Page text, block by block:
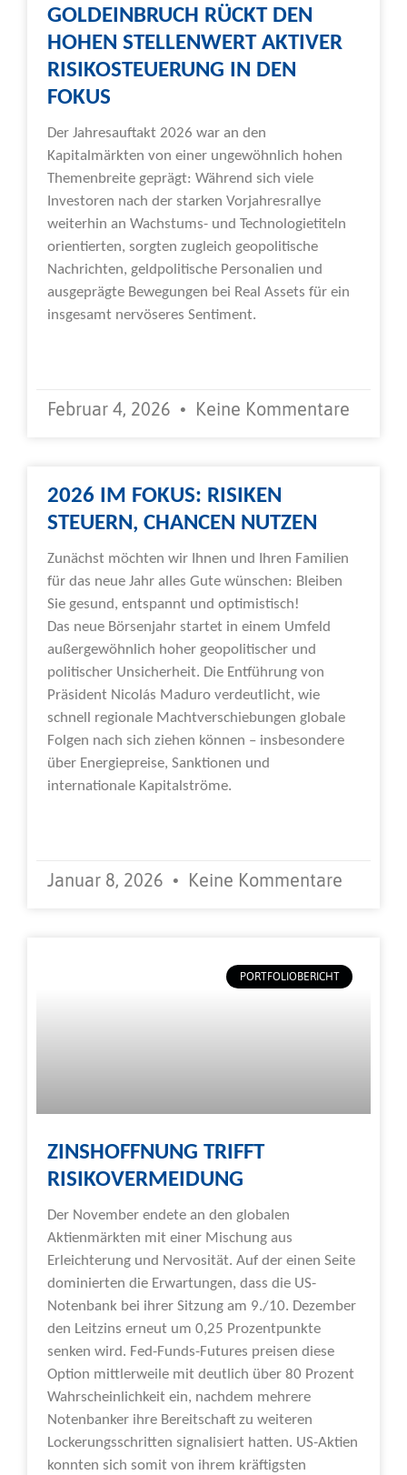
GOLDEINBRUCH RÜCKT DEN
HOHEN STELLENWERT AKTIVER
RISIKOSTEUERUNG IN DEN
FOKUS
Der Jahresauftakt 2026 war an den
Kapitalmärkten von einer ungewöhnlich hohen
Themenbreite geprägt: Während sich viele
Investoren nach der starken Vorjahresrallye
weiterhin an Wachstums- und Technologietiteln
orientierten, sorgten zugleich geopolitische
Nachrichten, geldpolitische Personalien und
ausgeprägte Bewegungen bei Real Assets für ein
insgesamt nervöseres Sentiment.
Februar 4, 2026 Keine Kommentare
2026 IM FOKUS: RISIKEN
STEUERN, CHANCEN NUTZEN
Zunächst möchten wir Ihnen und Ihren Familien
für das neue Jahr alles Gute wünschen: Bleiben
Sie gesund, entspannt und optimistisch!
Das neue Börsenjahr startet in einem Umfeld
außergewöhnlich hoher geopolitischer und
politischer Unsicherheit. Die Entführung von
Präsident Nicolás Maduro verdeutlicht, wie
schnell regionale Machtverschiebungen globale
Folgen nach sich ziehen können – insbesondere
über Energiepreise, Sanktionen und
internationale Kapitalströme.
Januar 8, 2026 Keine Kommentare
PORTFOLIOBERICHT
ZINSHOFFNUNG TRIFFT
RISIKOVERMEIDUNG
Der November endete an den globalen
Aktienmärkten mit einer Mischung aus
Erleichterung und Nervosität. Auf der einen Seite
dominierten die Erwartungen, dass die US-
Notenbank bei ihrer Sitzung am 9./10. Dezember
den Leitzins erneut um 0,25 Prozentpunkte
senken wird. Fed-Funds-Futures preisen diese
Option mittlerweile mit deutlich über 80 Prozent
Wahrscheinlichkeit ein, nachdem mehrere
Notenbanker ihre Bereitschaft zu weiteren
Lockerungsschritten signalisiert hatten. US-Aktien
konnten sich somit von ihrem kräftigsten